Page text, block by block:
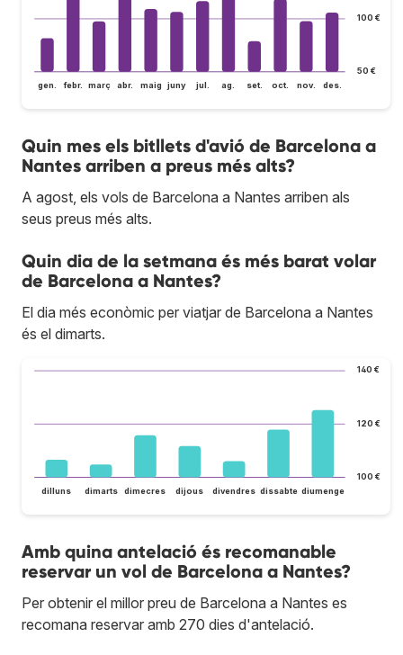
50 €
100 €
gen. febr. març abr. maig juny jul. ag. set. oct. nov. des.
Quin mes els bitllets d'avió de Barcelona a
Nantes arriben a preus més alts?
A agost, els vols de Barcelona a Nantes arriben als
seus preus més alts.
Quin dia de la setmana és més barat volar
de Barcelona a Nantes?
El dia més econòmic per viatjar de Barcelona a Nantes
és el dimarts.
100 €
120 €
140 €
dilluns dimarts dimecres dijous divendres dissabte diumenge
Amb quina antelació és recomanable
reservar un vol de Barcelona a Nantes?
Per obtenir el millor preu de Barcelona a Nantes es
recomana reservar amb 270 dies d'antelació.